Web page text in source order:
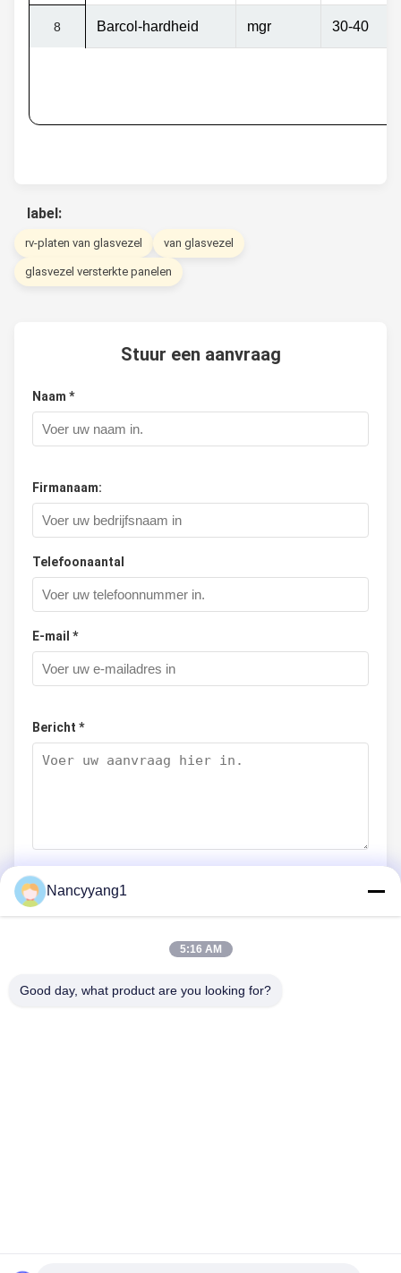
8 Barcol-hardheid mgr 30-40
label:
rv-platen van glasvezel van glasvezel
glasvezel versterkte panelen
Stuur een aanvraag
Naam *
Firmanaam:
Telefoonaantal
E-mail *
Bericht *
CONTACTEER ONS
Nancyyang1
5:16 AM
Good day, what product are you looking for?